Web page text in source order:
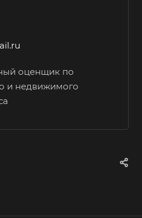
оценщик по
и недвижимого